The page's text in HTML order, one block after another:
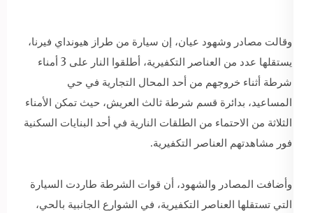
وقالت مصادر وشهود عيان، إن سيارة من طراز هيونداي فيرنا،
يستقلها عدد من العناصر التكفيرية، أطلقوا النار على 3 أمناء
شرطة أثناء خروجهم من أحد المحال التجارية في حي
المساعيد، بدائرة قسم شرطة ثالث العريش، حيث تمكن الأمناء
الثلاثة من الاحتماء من الطلقات النارية في أحد البنايات السكنية
فور مشاهدتهم العناصر التكفيرية.
وأضافت المصادر والشهود، أن قوات الشرطة طاردت السيارة
التي تستقلها العناصر التكفيرية، في الشوارع الجانبية بالحي،